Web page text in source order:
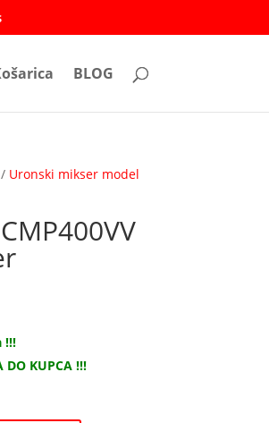
BLOG
/ Uronski mikser model
!!!
DO KUPCA !!!